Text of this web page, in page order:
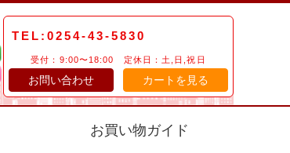
TEL:0254-43-5830
受付：9:00〜18:00 定休日：土,日,祝日
お問い合わせ カートを見る
お買い物ガイド